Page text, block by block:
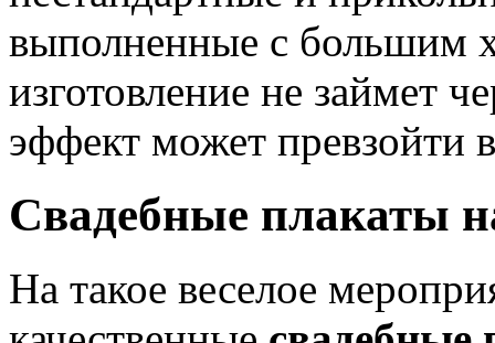
выполненные с большим
изготовление не займет
эффект может превзойти
Свадебные плакаты
На такое веселое